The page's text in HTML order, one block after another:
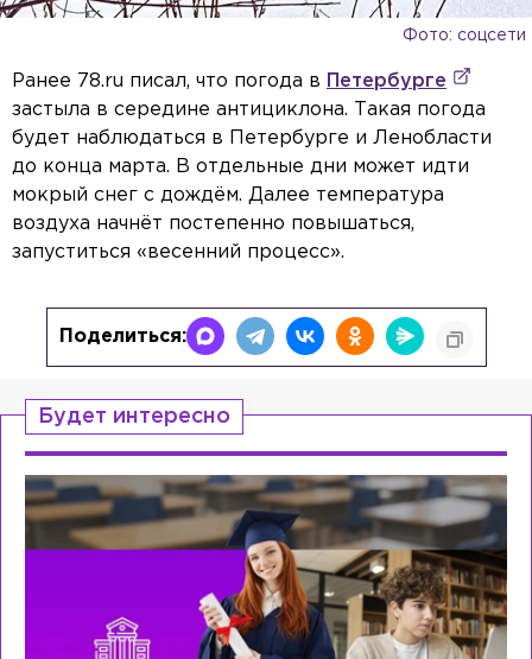
Фото: соцсети
Ранее 78.ru писал, что погода в
Петербурге
застыла в середине антициклона. Такая погода
будет наблюдаться в Петербурге и Ленобласти
до конца марта. В отдельные дни может идти
мокрый снег с дождём. Далее температура
воздуха начнёт постепенно повышаться,
запуститься «весенний процесс».
Поделиться:
Будет интересно